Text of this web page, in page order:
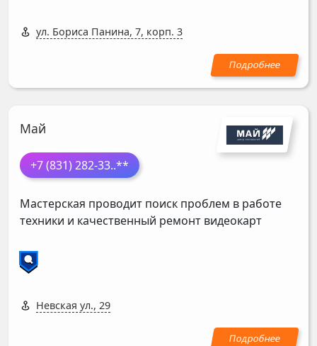
ул. Бориса Панина, 7, корп. 3
Май
+7 (831) 282-33..**
Мастерская проводит поиск проблем в работе
техники и качественный ремонт видеокарт
Невская ул., 29